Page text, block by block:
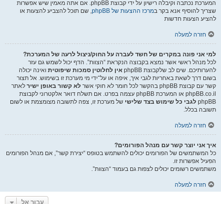
המערכת נכתבה וקיבלה רישיון על ידי קבוצת phpBB. אם אתה מאמין שיש אפשרות
שצריך להוסיף אנא בקר במרכז ההצעות של phpBB
, שם תוכל להצביע להצעות או
להציע הצעות חדשות
חזרה למעלה
למי אני פונה במקרים של חשד לעברה על החוק/ניצול לרעה של המערכת?
לכל מנהל ראשי אשר נמצא בקבוצה הנקראת “הצוות”. הדף יכול לשמש גם עזר
להערותיכם. שים לב שלקבוצת phpBB
אין לחלוטין סמכות שיפוטית ואינה יכולה
בשום דרך לשאת באחריות לגבי איך, איפה או על־ידי מי מערכת זו בשימוש. אל תצור
קשר עם קבוצת phpBB בהקשר לכל חומר לא חוקי אשר
לא קשור באופן ישיר לאתר
phpBB.co.il או המערכת phpBB עצמה בפרט. אם תשלח דואר אלקטרוני לקבוצת
phpBB לגבי כל שימוש בצד שלישי של מערכת זו, צפה לתשובה מצומצמת או לשום
תשובה בכלל.
חזרה למעלה
איך אני יוצר קשר עם מנהל הפורומים?
כל המשתמשים של הפורומים יכולים להשתמש בטופס “יצירת קשר”, אם מנהל הפורומים
הפעיל אפשרות זו.
משתמשים רשומים יכולים לצפות גם בעמוד “הצוות”.
חזרה למעלה
עבור אל